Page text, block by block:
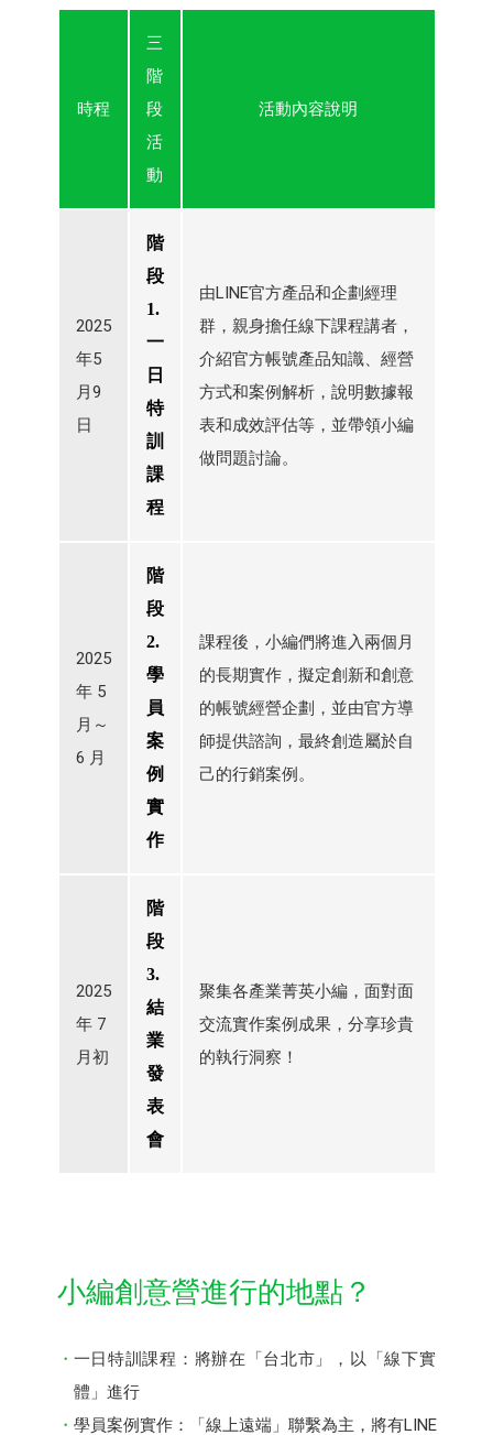
時程
三
階
段
活
動
活動內容說明
2025
年5
月9
日
階
段
1.
一
日
特
訓
課
程
由LINE官方產品和企劃經理
群，親身擔任線下課程講者，
介紹官方帳號產品知識、經營
方式和案例解析，說明數據報
表和成效評估等，並帶領小編
做問題討論。
2025
年 5
月～
6 月
階
段
2.
學
員
案
例
實
作
課程後，小編們將進入兩個月
的長期實作，擬定創新和創意
的帳號經營企劃，並由官方導
師提供諮詢，最終創造屬於自
己的行銷案例。
2025
年 7
月初
階
段
3.
結
業
發
表
會
聚集各產業菁英小編，面對面
交流實作案例成果，分享珍貴
的執行洞察！
小編創意營進行的地點？
一日特訓課程：將辦在「台北市」，以「線下實
體」進行
學員案例實作：「線上遠端」聯繫為主，將有LINE